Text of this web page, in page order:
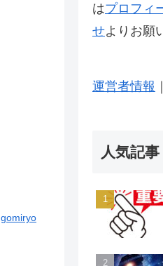
gomiryo
はプロフィ
せよりお願
運営者情報
人気記事